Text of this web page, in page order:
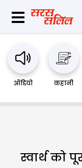
ऑडियो कहानी
स्वार्थ को